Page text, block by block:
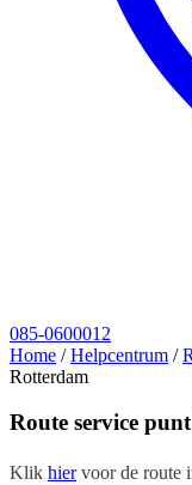
085-0600012
Home / Helpcentrum /
Rotterdam
Route service
Klik hiervoor de route